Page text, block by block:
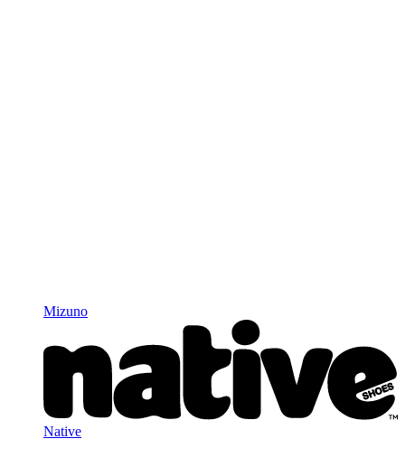
Mizuno
Native